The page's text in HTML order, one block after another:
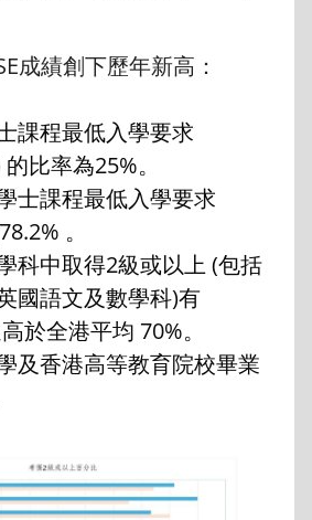
績創下歷年新高：
課程最低入學要求
的比率為25%。
士課程最低入學要求
。
科中取得2級或以上 (包括
國語文及數學科)有
於全港平均 70%。
及香港高等教育院校畢業